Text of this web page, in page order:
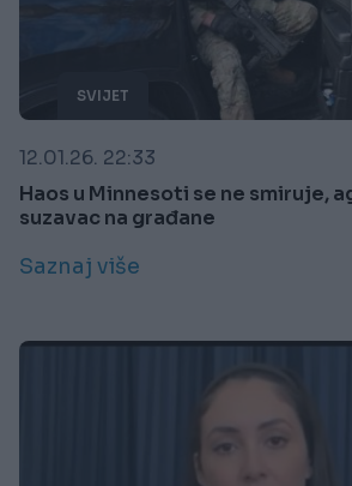
SVIJET
12.01.26. 22:33
Haos u Minnesoti se ne smiruje,
suzavac na građane
Saznaj više